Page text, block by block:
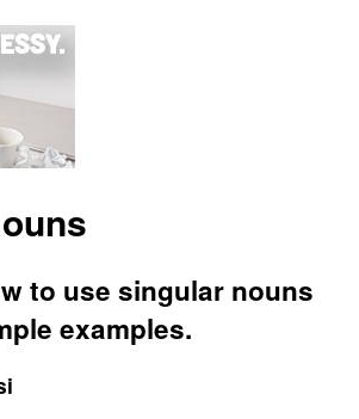
to use singular nouns
examples.